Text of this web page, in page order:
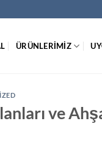
ÜRÜNLERİMİZ
ve